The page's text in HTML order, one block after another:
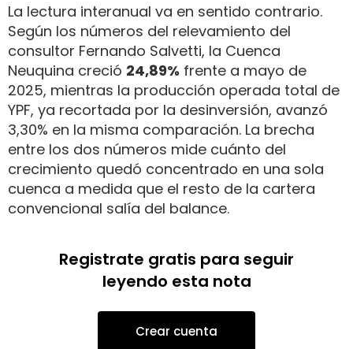
La lectura interanual va en sentido contrario.
Según los números del relevamiento del
consultor Fernando Salvetti, la Cuenca
Neuquina creció 24,89% frente a mayo de
2025, mientras la producción operada total de
YPF, ya recortada por la desinversión, avanzó
3,30% en la misma comparación. La brecha
entre los dos números mide cuánto del
crecimiento quedó concentrado en una sola
cuenca a medida que el resto de la cartera
convencional salía del balance.
Registrate gratis para seguir
leyendo esta nota
Crear cuenta